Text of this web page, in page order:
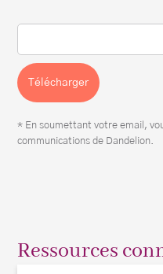
Télécharger
* En soumettant votre email,
communications de Dandelion.
Ressources